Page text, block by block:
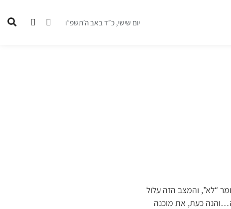
יום שישי, כ״ד באב ה׳תשפ״ו
“לא”, והמצב הזה עלול
כעת, את מוכנה